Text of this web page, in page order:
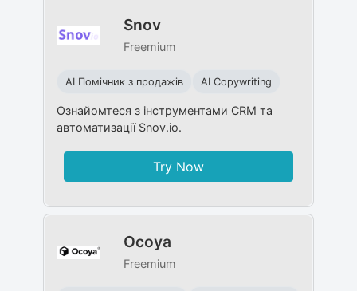
Snov
Freemium
AI Помічник з продажів AI Copywriting
Ознайомтеся з інструментами CRM та
автоматизації Snov.io.
Try Now
Ocoya
Freemium